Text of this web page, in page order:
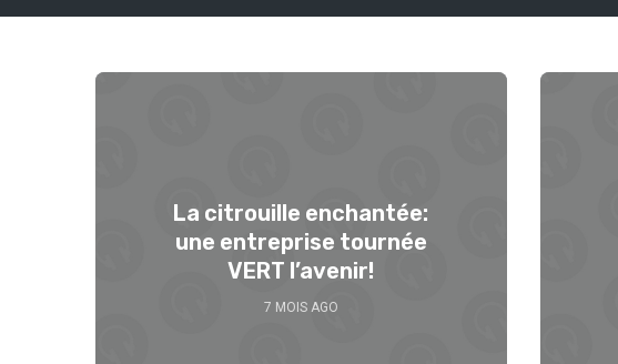
La citrouille enchantée:
une entreprise tournée
VERT l’avenir!
7 MOIS AGO